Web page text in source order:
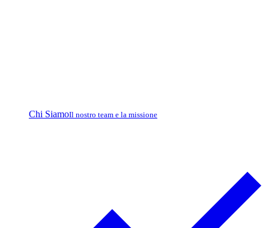
Chi SiamoIl nostro team e la missione